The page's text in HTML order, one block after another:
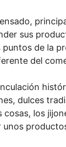
sus
de la
del
dulces
los
unos